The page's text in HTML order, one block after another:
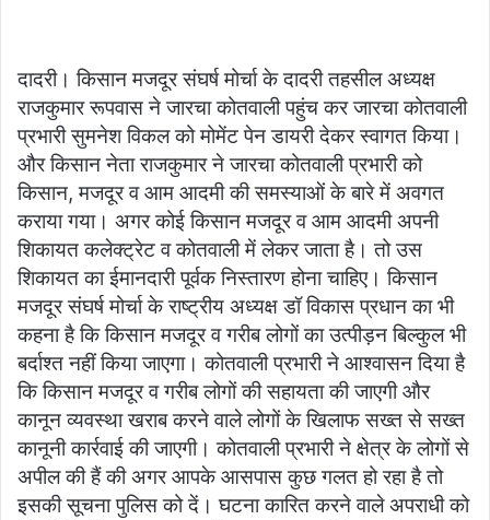
दादरी। किसान मजदूर संघर्ष मोर्चा के दादरी तहसील अध्यक्ष
राजकुमार रूपवास ने जारचा कोतवाली पहुंच कर जारचा कोतवाली
प्रभारी सुमनेश विकल को मोमेंट पेन डायरी देकर स्वागत किया।
और किसान नेता राजकुमार ने जारचा कोतवाली प्रभारी को
किसान, मजदूर व आम आदमी की समस्याओं के बारे में अवगत
कराया गया। अगर कोई किसान मजदूर व आम आदमी अपनी
शिकायत कलेक्ट्रेट व कोतवाली में लेकर जाता है। तो उस
शिकायत का ईमानदारी पूर्वक निस्तारण होना चाहिए। किसान
मजदूर संघर्ष मोर्चा के राष्ट्रीय अध्यक्ष डॉ विकास प्रधान का भी
कहना है कि किसान मजदूर व गरीब लोगों का उत्पीड़न बिल्कुल भी
बर्दाश्त नहीं किया जाएगा। कोतवाली प्रभारी ने आश्वासन दिया है
कि किसान मजदूर व गरीब लोगों की सहायता की जाएगी और
कानून व्यवस्था खराब करने वाले लोगों के खिलाफ सख्त से सख्त
कानूनी कार्रवाई की जाएगी। कोतवाली प्रभारी ने क्षेत्र के लोगों से
अपील की हैं की अगर आपके आसपास कुछ गलत हो रहा है तो
इसकी सूचना पुलिस को दें। घटना कारित करने वाले अपराधी को